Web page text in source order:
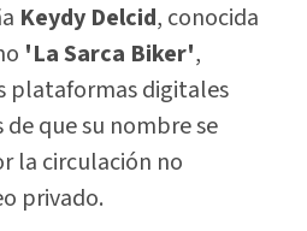
Keydy Delcid, conocida
'La Sarca Biker',
plataformas digitales
de que su nombre se
la circulación no
privado.